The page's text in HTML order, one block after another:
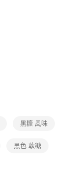
黑糖 風味
黑色 軟糖